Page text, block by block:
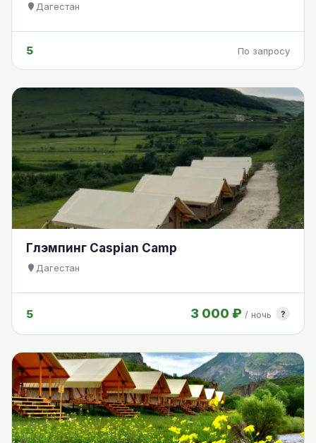
Дагестан
5 По запросу
Глэмпинг Caspian Camp
Дагестан
5 3 000 ₽ / ночь ?